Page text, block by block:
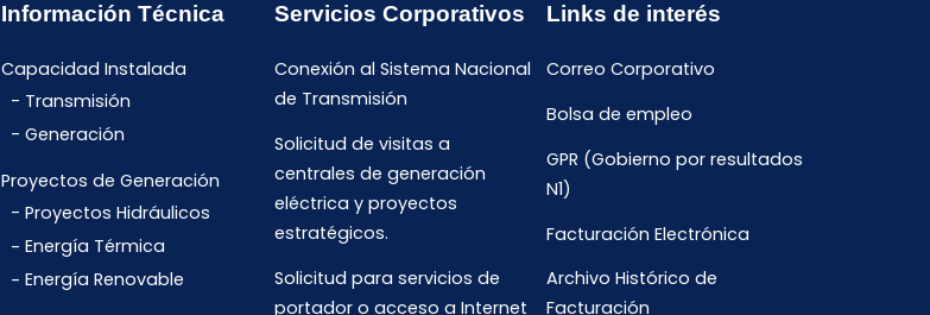
Información Técnica
Capacidad Instalada
Transmisión
Generación
Proyectos de Generación
Proyectos Hidráulicos
Energía Térmica
Energía Renovable
Servicios Corporativos
Conexión al Sistema Nacional
de Transmisión
Solicitud de visitas a
centrales de generación
eléctrica y proyectos
estratégicos.
Solicitud para servicios de
portador o acceso a Internet
Links de interés
Correo Corporativo
Bolsa de empleo
GPR (Gobierno por resultados
N1)
Facturación Electrónica
Archivo Histórico de
Facturación